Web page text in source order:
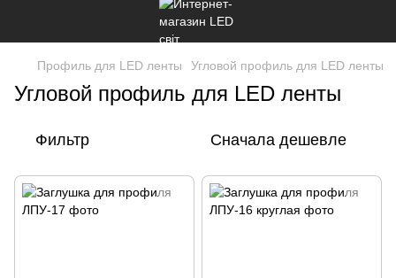
Профиль для LED ленты Угловой профиль для LED ленты
Угловой профиль для LED ленты
Фильтр Сначала дешевле